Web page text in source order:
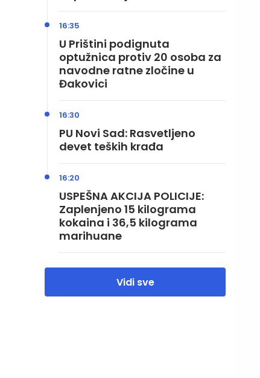
U Prištini podignuta
optužnica protiv 20 osoba za
navodne ratne zločine u
Đakovici
16:35
PU Novi Sad: Rasvetljeno
devet teških krađa
16:30
USPEŠNA AKCIJA POLICIJE:
Zaplenjeno 15 kilograma
kokaina i 36,5 kilograma
marihuane
16:20
Vidi sve